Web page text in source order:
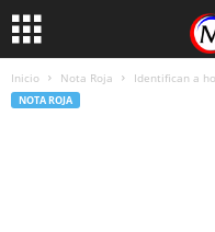
Inicio Nota Roja Identifican a
NOTA ROJA